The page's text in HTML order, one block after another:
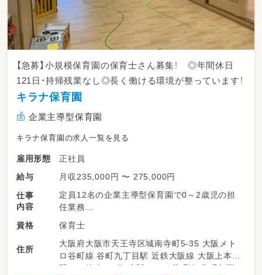
【急募】小規模保育園の保育士さん募集！ ◎年間休日
121日・持帰残業なし◎長く働ける環境が整っています！
キラナ保育園
企業主導型保育園
キラナ保育園の求人一覧を見る
雇用形態
正社員
給与
月収235,000円 〜 275,000円
仕事
内容
定員12名の企業主導型保育園で0～2歳児の担
任業務
・日々の保育計画作成と保育
・保護者さまの対応
・記録等に係る事務作業（全てPCで行います）
資格 保育士
住所
大阪府大阪市天王寺区城南寺町5-35 大阪メト
ロ谷町線 谷町九丁目駅 近鉄大阪線 大阪上本町
駅から徒歩で5分 大阪メトロ谷町線 谷町九丁